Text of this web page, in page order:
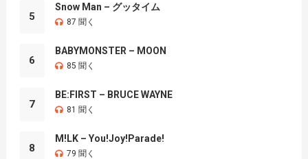
5
Snow Man – グッタイム
87 聞く
6
BABYMONSTER – MOON
85 聞く
7
BE:FIRST – BRUCE WAYNE
81 聞く
8
M!LK – You!Joy!Parade!
79 聞く